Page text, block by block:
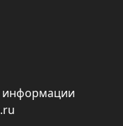
информации